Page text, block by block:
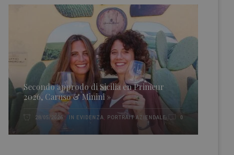
Secondo approdo di Sicilia en Primeur
2026, Caruso & Minini »
28/05/2026 IN EVIDENZA PORTRAIT AZIENDALE 0